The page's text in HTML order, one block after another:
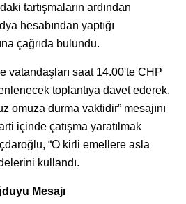
tartışmaların ardından
hesabından yaptığı
çağrıda bulundu.
vatandaşları saat 14.00'te CHP
toplantıya davet ederek,
omuza durma vaktidir” mesajını
içinde çatışma yaratılmak
“O kirli emellere asla
kullandı.
Mesajı